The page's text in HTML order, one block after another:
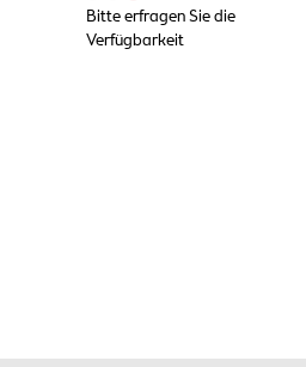
Bitte erfragen Sie die
Verfügbarkeit